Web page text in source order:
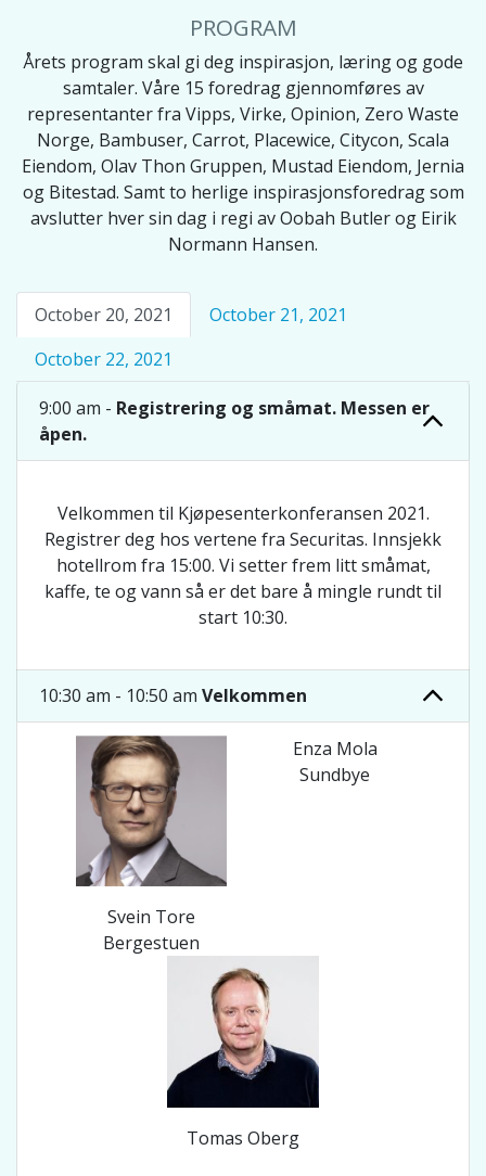
PROGRAM
Årets program skal gi deg inspirasjon, læring og gode
samtaler. Våre 15 foredrag gjennomføres av
representanter fra Vipps, Virke, Opinion, Zero Waste
Norge, Bambuser, Carrot, Placewice, Citycon, Scala
Eiendom, Olav Thon Gruppen, Mustad Eiendom, Jernia
og Bitestad. Samt to herlige inspirasjonsforedrag som
avslutter hver sin dag i regi av Oobah Butler og Eirik
Normann Hansen.
October 20, 2021
October 21, 2021
October 22, 2021
9:00 am - Registrering og småmat. Messen er
åpen.
Velkommen til Kjøpesenterkonferansen 2021.
Registrer deg hos vertene fra Securitas. Innsjekk
hotellrom fra 15:00. Vi setter frem litt småmat,
kaffe, te og vann så er det bare å mingle rundt til
start 10:30.
10:30 am - 10:50 am Velkommen
Svein Tore
Bergestuen
Enza Mola
Sundbye
Tomas Oberg